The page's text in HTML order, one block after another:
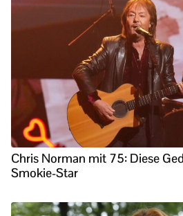
Chris Norman mit 75: Diese
Smokie-Star